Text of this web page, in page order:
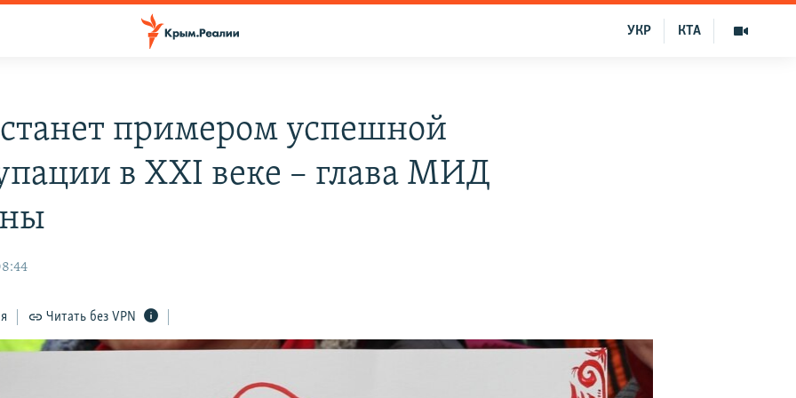
КТА
УКР
примером успешной
в XXI веке – глава МИД
Читать без VPN